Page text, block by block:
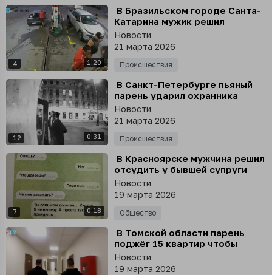
4 1:20
⁣ В Бразильском городе Санта-
Катарина мужик решил
поджечь АЗС
Новости
21 марта 2026
Происшествия
12 0:31
⁣ В Санкт-Петербурге пьяный
парень ударил охранника
клуба, который не впустил его
в заведение, но ответ не
заставил себя ждать
Новости
21 марта 2026
Происшествия
7 0:18
⁣ В Красноярске мужчина решил
отсудить у бывшей супруги
деньги на проституток
Новости
19 марта 2026
Общество
⁣ В Томской области парень
поджёг 15 квартир чтобы
«посмотреть на огонь»
Новости
19 марта 2026